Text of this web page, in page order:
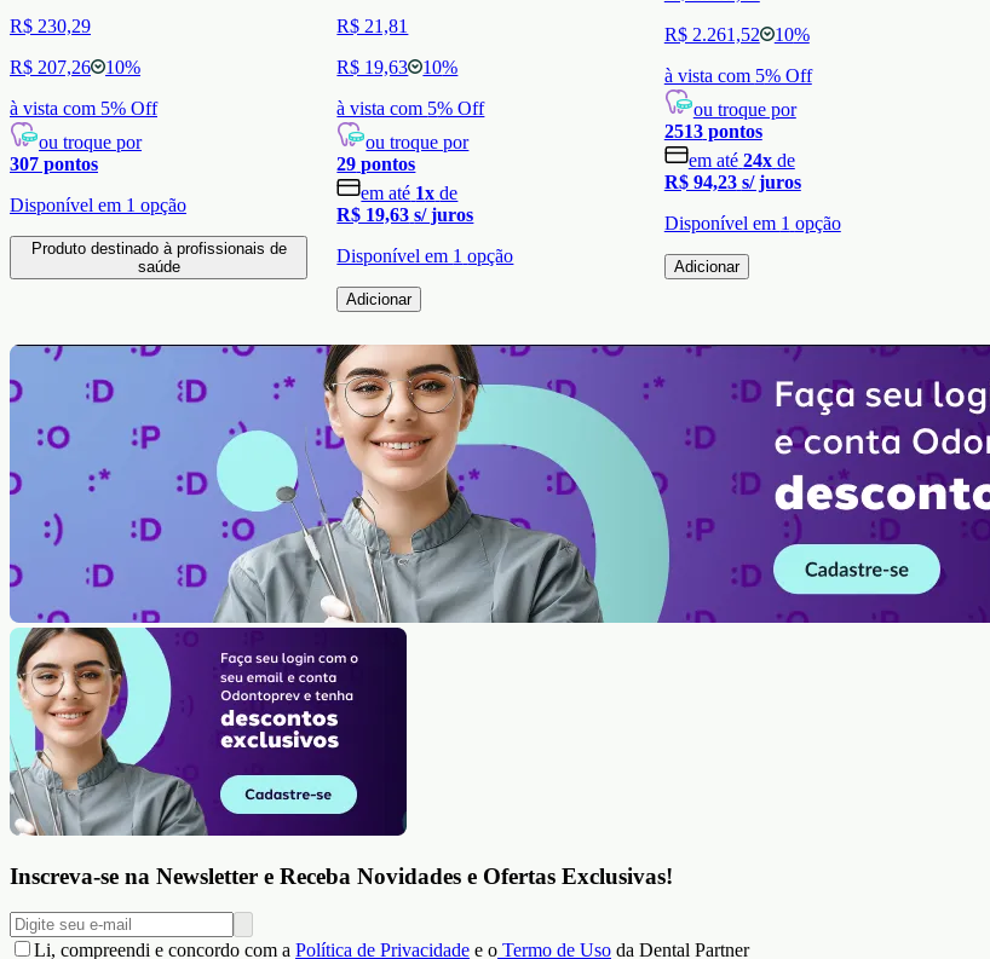
R$ 230,29
R$ 207,26
10%
à vista com 5% Off
ou troque por
307 pontos
Disponível em 1 opção
Produto destinado à profissionais de
saúde
R$ 21,81
R$ 19,63
10%
à vista com 5% Off
ou troque por
29 pontos
em até 1x de
R$ 19,63 s/ juros
Disponível em 1 opção
Adicionar
R$ 2.261,52
10%
à vista com 5% Off
ou troque por
2513pontos
em até 24x de
R$ 94,23 s/ juros
Disponível em 1 opção
Adicionar
Inscreva-se na Newsletter e Receba Novidades e Ofertas Exclusivas!
Li, compreendi e concordo com a Política de Privacidade e o Termo de Uso da Dental Partner